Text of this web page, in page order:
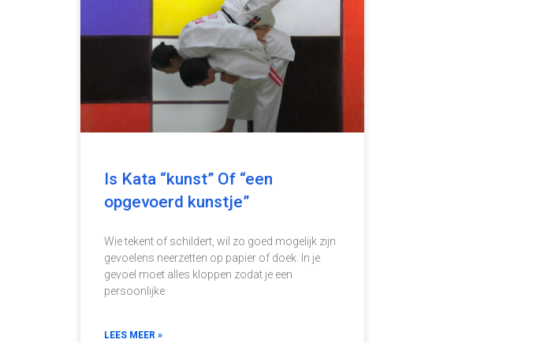
Is Kata “kunst” Of “een
opgevoerd kunstje”
Wie tekent of schildert, wil zo goed mogelijk zijn
gevoelens neerzetten op papier of doek. In je
gevoel moet alles kloppen zodat je een
persoonlijke
LEES MEER »